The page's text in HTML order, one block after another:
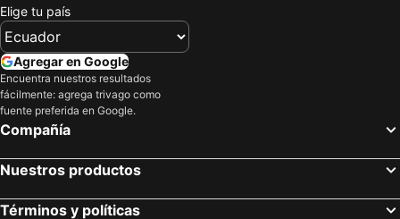
Aristi
Imperial
Apartaestudio 1303 - Barrio Granada
Dharana Casa Boutique
El Arca de Noe
Granada Inn
Ms Blue 66
Elige tu país
Agregar en Google
Encuentra nuestros resultados
fácilmente: agrega trivago como
fuente preferida en Google.
Compañía
Nuestros productos
Términos y políticas